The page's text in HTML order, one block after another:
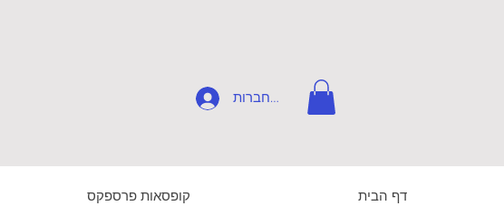
להתחברות
דף הבית קופסאות פרספקס